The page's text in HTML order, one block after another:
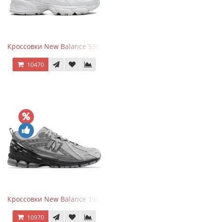
Кроссовки New Balance 530 Total White Silver
10470
Кроссовки New Balance 1906R Brighton Grey
10970